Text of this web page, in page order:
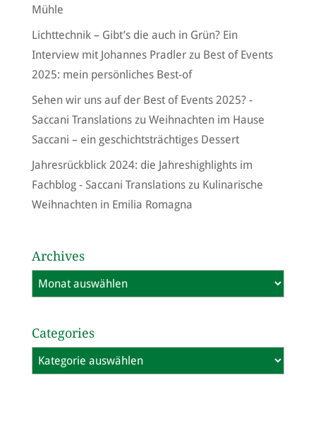
Mühle
Lichttechnik – Gibt’s die auch in Grün? Ein
Interview mit Johannes Pradlerzu Best of Events
2025: mein persönliches Best-of
Sehen wir uns auf der Best of Events 2025? -
Saccani Translationszu Weihnachten im Hause
Saccani – ein geschichtsträchtiges Dessert
Jahresrückblick 2024: die Jahreshighlights im
Fachblog - Saccani Translationszu Kulinarische
Weihnachten in Emilia Romagna
Archives
Archives
Categories
Categories